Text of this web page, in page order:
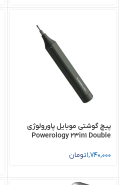
پیچ گوشتی موبایل پاورولوژی
Powerology 23in1 Double
Screwdriver Set
1,740,000تومان